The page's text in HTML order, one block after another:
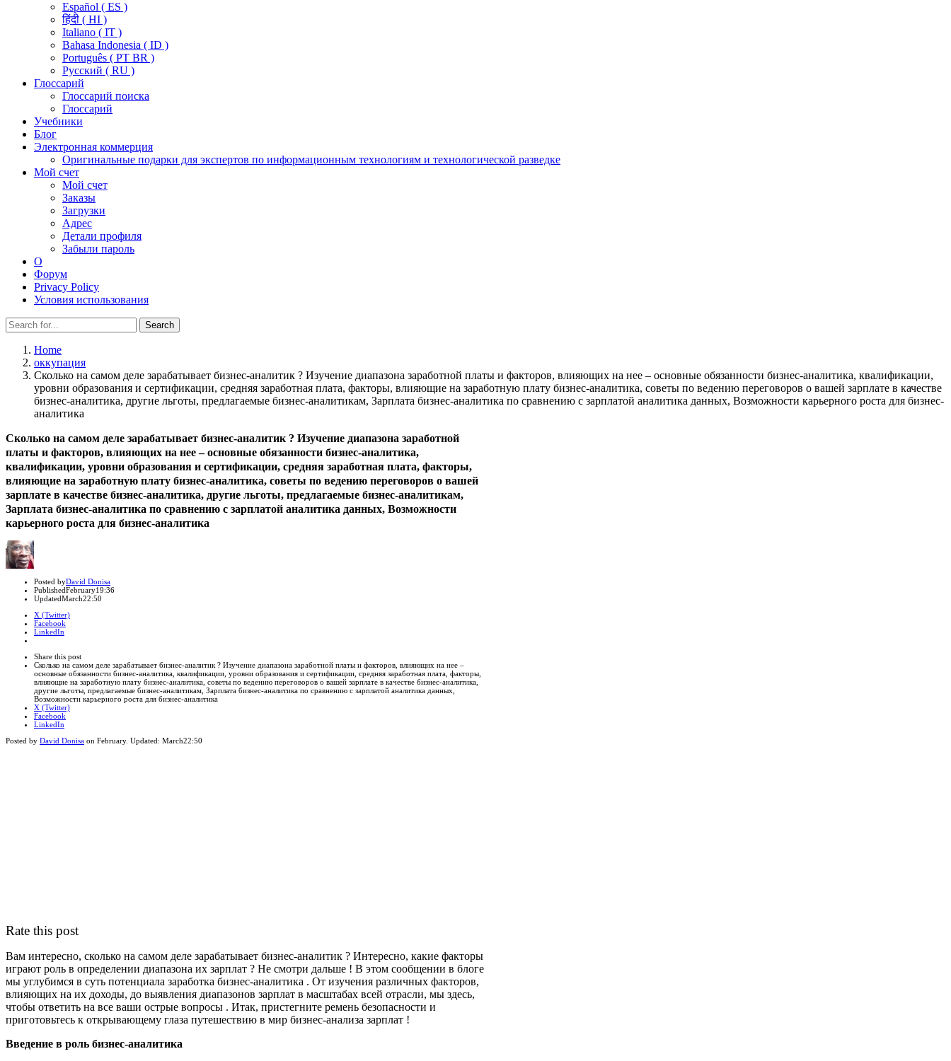
Español ( ES )
हिंदी ( HI )
Italiano ( IT )
Bahasa Indonesia ( ID )
Português ( PT BR )
Pусский ( RU )
Глоссарий
Глоссарий поиска
Глоссарий
Учебники
Блог
Электронная коммерция
Оригинальные подарки для экспертов по информационным технологиям и технологической разведке
Мой счет
Мой счет
Заказы
Загрузки
Адрес
Детали профиля
Забыли пароль
О
Форум
Privacy Policy
Условия использования
Search
Search
for:
Home
оккупация
Сколько на самом деле зарабатывает бизнес-аналитик ? Изучение диапазона заработной платы и факторов, влияющих на нее – основные обязанности бизнес-аналитика, квалификации,
уровни образования и сертификации, средняя заработная плата, факторы, влияющие на заработную плату бизнес-аналитика, советы по ведению переговоров о вашей зарплате в качестве
бизнес-аналитика, другие льготы, предлагаемые бизнес-аналитикам, Зарплата бизнес-аналитика по сравнению с зарплатой аналитика данных, Возможности карьерного роста для бизнес-
аналитика
Сколько на самом деле зарабатывает бизнес-аналитик ? Изучение диапазона заработной
платы и факторов, влияющих на нее – основные обязанности бизнес-аналитика,
квалификации, уровни образования и сертификации, средняя заработная плата, факторы,
влияющие на заработную плату бизнес-аналитика, советы по ведению переговоров о вашей
зарплате в качестве бизнес-аналитика, другие льготы, предлагаемые бизнес-аналитикам,
Зарплата бизнес-аналитика по сравнению с зарплатой аналитика данных, Возможности
карьерного роста для бизнес-аналитика
Author
Posted byDavid Donisa
PublishedFebruary19:36
UpdatedMarch22:50
X (Twitter)
Facebook
LinkedIn
post
Share this postClose
sharing
box
Сколько на самом деле зарабатывает бизнес-аналитик ? Изучение диапазона заработной платы и факторов, влияющих на нее –
основные обязанности бизнес-аналитика, квалификации, уровни образования и сертификации, средняя заработная плата, факторы,
влияющие на заработную плату бизнес-аналитика, советы по ведению переговоров о вашей зарплате в качестве бизнес-аналитика,
другие льготы, предлагаемые бизнес-аналитикам, Зарплата бизнес-аналитика по сравнению с зарплатой аналитика данных,
Возможности карьерного роста для бизнес-аналитика
X (Twitter)
Facebook
LinkedIn
Posted by David Donisa on February. Updated: March22:50
Rate this post
Вам интересно, сколько на самом деле зарабатывает бизнес-аналитик ? Интересно, какие факторы
играют роль в определении диапазона их зарплат ? Не смотри дальше ! В этом сообщении в блоге
мы углубимся в суть потенциала заработка бизнес-аналитика . От изучения различных факторов,
влияющих на их доходы, до выявления диапазонов зарплат в масштабах всей отрасли, мы здесь,
чтобы ответить на все ваши острые вопросы . Итак, пристегните ремень безопасности и
приготовьтесь к открывающему глаза путешествию в мир бизнес-анализа зарплат !
Введение в роль бизнес-аналитика